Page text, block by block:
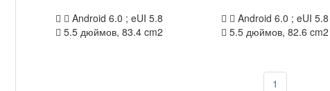
Android 6.0 ; eUI 5.8
5.5 дюймов, 83.4 cm2
Android 6.0 ; eUI 5.8
5.5 дюймов, 82.6 cm2
1